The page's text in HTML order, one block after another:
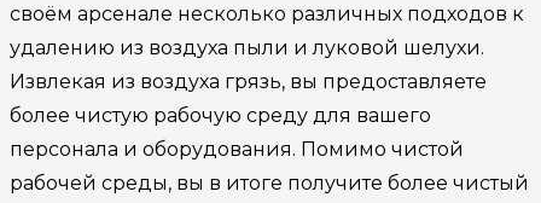
своём арсенале несколько различных подходов к
удалению из воздуха пыли и луковой шелухи.
Извлекая из воздуха грязь, вы предоставляете
более чистую рабочую среду для вашего
персонала и оборудования. Помимо чистой
рабочей среды, вы в итоге получите более чистый